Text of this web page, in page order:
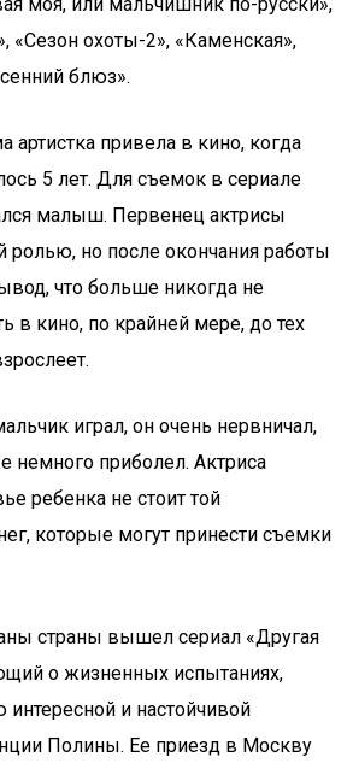
«Сезон охоты-2», «Каменская»,
блюз».
артистка привела в кино, когда
5 лет. Для съемок в сериале
малыш. Первенец актрисы
ролью, но после окончания работы
что больше никогда не
в кино, по крайней мере, до тех
играл, он очень нервничал,
немного приболел. Актриса
ребенка не стоит той
которые могут принести съемки
страны вышел сериал «Другая
о жизненных испытаниях,
и настойчивой
Полины. Ее приезд в Москву